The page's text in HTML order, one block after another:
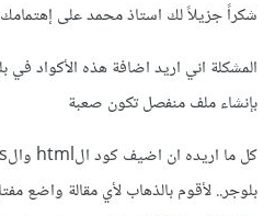
شكراً جزيلاً لك استاذ محمد على
المشكلة اني اريد اضافة هذه الأكواد في
بإنشاء ملف منفصل تكون صعبة